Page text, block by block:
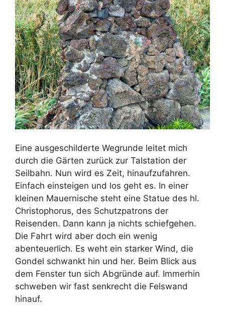
Eine ausgeschilderte Wegrunde leitet mich
durch die Gärten zurück zur Talstation der
Seilbahn. Nun wird es Zeit, hinaufzufahren.
Einfach einsteigen und los geht es. In einer
kleinen Mauernische steht eine Statue des hl.
Christophorus, des Schutzpatrons der
Reisenden. Dann kann ja nichts schiefgehen.
Die Fahrt wird aber doch ein wenig
abenteuerlich. Es weht ein starker Wind, die
Gondel schwankt hin und her. Beim Blick aus
dem Fenster tun sich Abgründe auf. Immerhin
schweben wir fast senkrecht die Felswand
hinauf.